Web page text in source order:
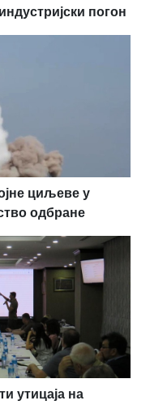
погон
циљеве у
одбране
утицаја на